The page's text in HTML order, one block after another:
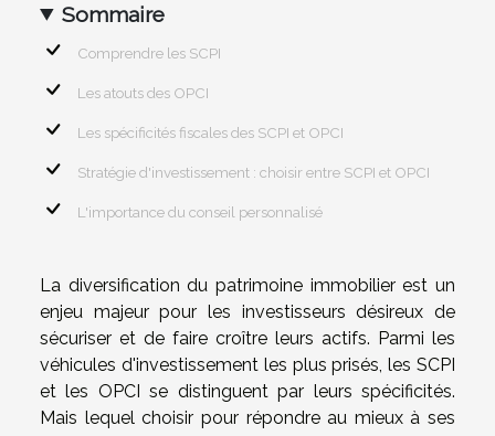
Sommaire
Comprendre les SCPI
Les atouts des OPCI
Les spécificités fiscales des SCPI et OPCI
Stratégie d'investissement : choisir entre SCPI et OPCI
L'importance du conseil personnalisé
La diversification du patrimoine immobilier est un
enjeu majeur pour les investisseurs désireux de
sécuriser et de faire croître leurs actifs. Parmi les
véhicules d'investissement les plus prisés, les SCPI
et les OPCI se distinguent par leurs spécificités.
Mais lequel choisir pour répondre au mieux à ses